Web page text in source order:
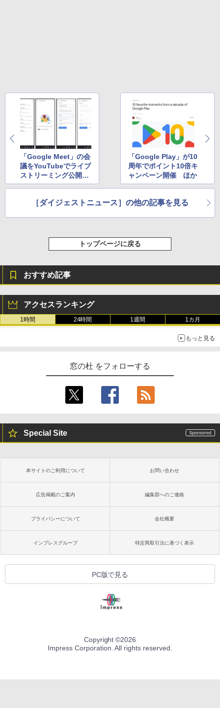
「Google Meet」の会
議をYouTubeでライブ
ストリーミング公開可
能に ほか
「Google Play」が10
周年でポイント10倍キ
ャンペーン開催 ほか
［ダイジェストニュース］の他の記事を見る
トップページに戻る
おすすめ記事
アクセスランキング
1時間 24時間 1週間 1カ月
もっと見る
窓の杜 をフォローする
Special Site
本サイトのご利用について お問い合わせ
広告掲載のご案内 編集部へのご連絡
プライバシーについて 会社概要
インプレスグループ 特定商取引法に基づく表示
PC版で見る
Copyright ©2026
Impress Corporation. All rights reserved.